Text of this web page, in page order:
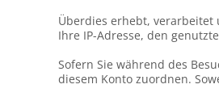
Überdies erhebt, verarbeitet
Ihre IP-Adresse, den
Sofern Sie während des
diesem Konto zuordnen.